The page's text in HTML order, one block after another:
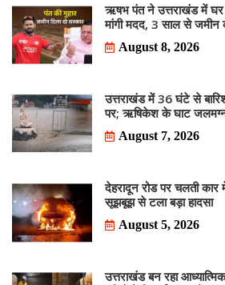
ऋषभ पंत ने उत्तराखंड में घर
मांगी मदद, 3 साल से जमीन
August 8, 2026
उत्तराखंड में 36 घंटे से
पर; ऋषिकेश के घाट
August 7, 2026
देहरादून रोड पर चलती
सूझबूझ से टला बड़ा हादसा
August 5, 2026
उत्तराखंड बन रहा